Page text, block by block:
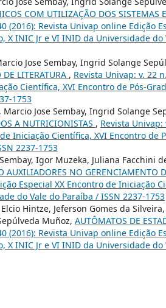
COM UTILIZAÇÃO DOS SISTEMAS
(2016): Revista Univap online Edição
X INIC Jr e VI INID da Universidade
Jose Sembay, Ingrid Solange
LITERATURA , Revista Univap: v. 22
Científica, XVI Encontro de Pós-
1753
Jose Sembay, Ingrid Solange
A NUTRICIONISTAS , Revista Univap:
Iniciação Científica, XVI Encontro de
2237-1753
Igor Muzeka, Juliana Facchini
AUXILIADORES NO GERENCIAMENTO
Especial XX Encontro de Iniciação
do Vale do Paraíba / ISSN 2237-1753
Hintze, Jeferson Gomes da
Muñoz, AUTÔMATOS DE
(2016): Revista Univap online Edição
X INIC Jr e VI INID da Universidade